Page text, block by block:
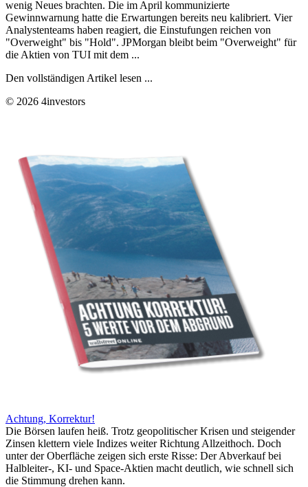
wenig Neues brachten. Die im April kommunizierte
Gewinnwarnung hatte die Erwartungen bereits neu kalibriert. Vier
Analystenteams haben reagiert, die Einstufungen reichen von
"Overweight" bis "Hold". JPMorgan bleibt beim "Overweight" für
die Aktien von TUI mit dem ...
Den vollständigen Artikel lesen ...
© 2026 4investors
Achtung, Korrektur!
Die Börsen laufen heiß. Trotz geopolitischer Krisen und steigender
Zinsen klettern viele Indizes weiter Richtung Allzeithoch. Doch
unter der Oberfläche zeigen sich erste Risse: Der Abverkauf bei
Halbleiter-, KI- und Space-Aktien macht deutlich, wie schnell sich
die Stimmung drehen kann.